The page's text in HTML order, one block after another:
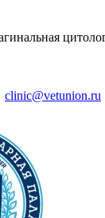
clinic@vetunion.ru